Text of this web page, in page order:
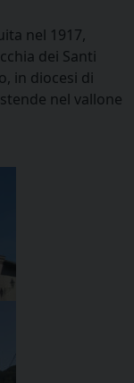
nel 1917,
dei Santi
in diocesi di
nel vallone